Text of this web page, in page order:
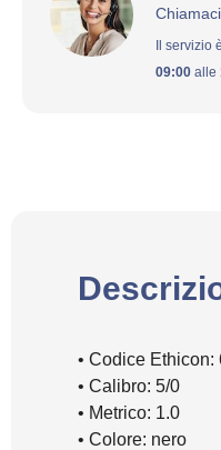
Il servizio
09:00 alle
• Codice Ethicon:
• Calibro: 5/0
• Metrico: 1.0
• Colore: nero